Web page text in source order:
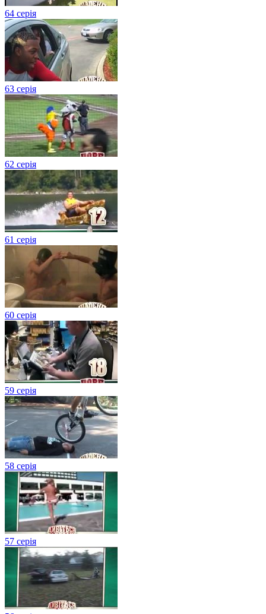
64 серія
63 серія
62 серія
61 серія
60 серія
59 серія
58 серія
57 серія